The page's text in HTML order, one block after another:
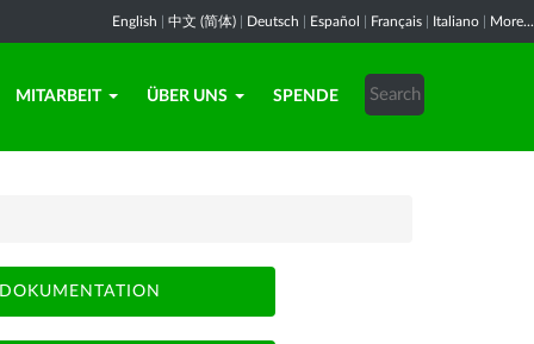
English 中文 (简体) Deutsch Español Français Italiano More...
MITARBEIT ÜBER UNS SPENDE
DOKUMENTATION